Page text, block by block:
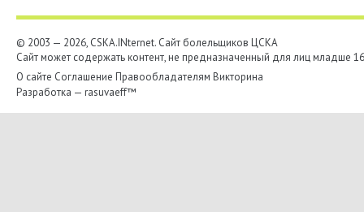
© 2003 — 2026, CSKA.INternet. Cайт болельщиков ЦСКА
Сайт может содержать контент, не предназначенный для лиц младше
О сайте Соглашение Правообладателям Викторина
Разработка — rasuvaeff™